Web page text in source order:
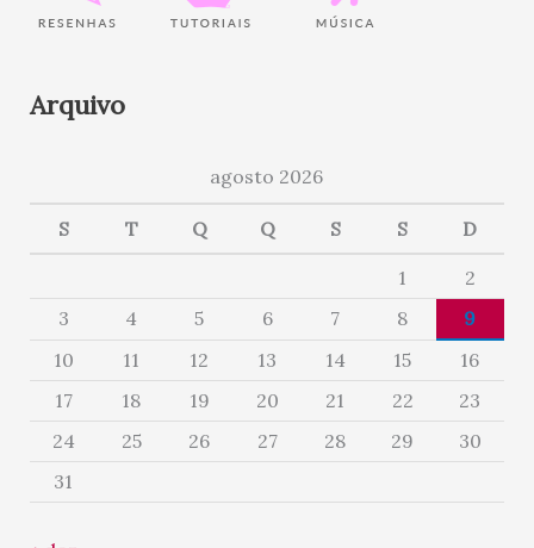
Arquivo
agosto 2026
S T Q Q S S D
1
2
3
4 5 6 7 8
9
10
11 12 13 14 15
16
17
18 19 20 21 22
23
24
25 26 27 28 29
30
31